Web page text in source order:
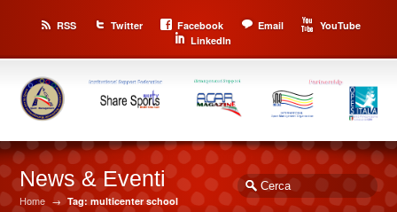
RSS Twitter Facebook Email
YouTube
LinkedIn
News & Eventi
Home → Tag: multicenter school